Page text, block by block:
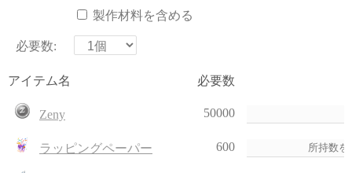
製作材料を含める
必要数:
アイテム名 必要数
Zeny 50000
ラッピングペーパー 600